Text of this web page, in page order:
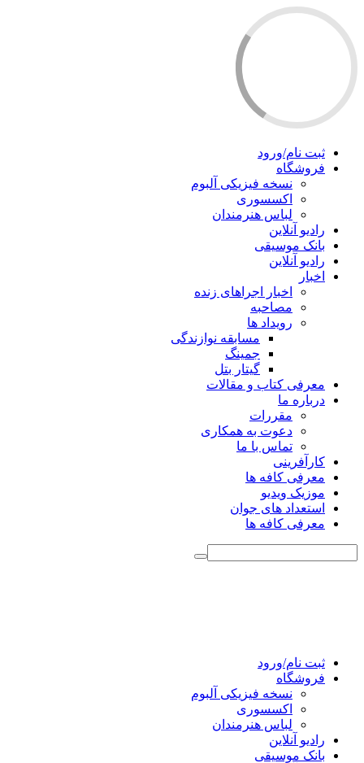
ثبت نام/ورود
فروشگاه
نسخه فیزیکی آلبوم
اکسسوری
لباس هنرمندان
رادیو آنلاین
بانک موسیقی
رادیو آنلاین
اخبار
اخبار اجراهای زنده
مصاحبه
رویداد ها
مسابقه نوازندگی
جمینگ
گیتار بتل
معرفی کتاب و مقالات
درباره ما
مقررات
دعوت به همکاری
تماس با ما
کارآفرینی
معرفی کافه ها
موزیک ویدیو
استعداد های جوان
معرفی کافه ها
ثبت نام/ورود
فروشگاه
نسخه فیزیکی آلبوم
اکسسوری
لباس هنرمندان
رادیو آنلاین
بانک موسیقی